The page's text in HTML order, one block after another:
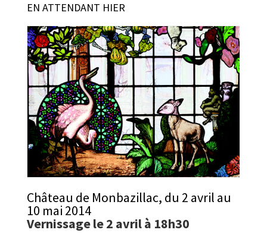
EN ATTENDANT HIER
Château de Monbazillac, du 2 avril au
10 mai 2014
Vernissage le 2 avril à 18h30